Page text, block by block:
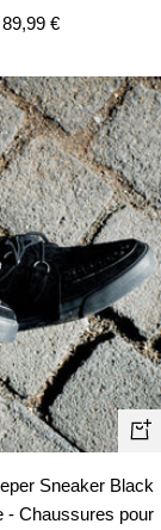
Prix
vente
89,99 €
Sneaker Black
- Chaussures pour